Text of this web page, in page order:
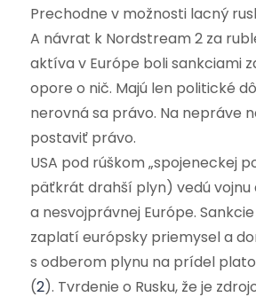
Prechodne v možnosti lacný
A návrat k Nordstream 2 za
aktíva v Európe boli sankciami
opore o nič. Majú len politické
nerovná sa právo. Na nepráve
postaviť právo.
USA pod rúškom „spojeneckej
päťkrát drahší plyn) vedú vojnu
a nesvojprávnej Európe.
zaplatí európsky priemysel a
s odberom plynu na prídel
(2). Tvrdenie o Rusku, že je